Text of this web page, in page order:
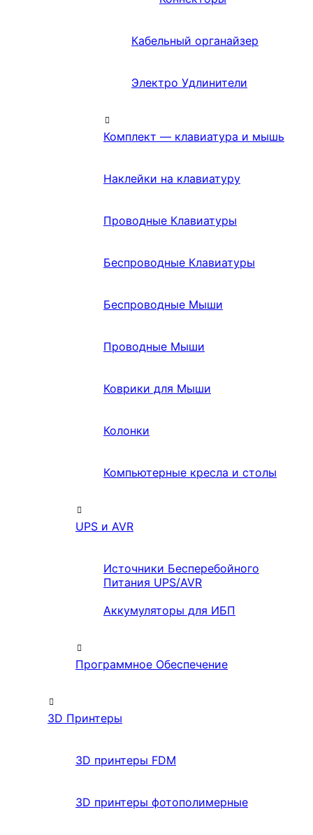
Кабельный органайзер
Электро Удлинители
Комплект — клавиатура и мышь
Наклейки на клавиатуру
Проводные Клавиатуры
Беспроводные Клавиатуры
Беспроводные Мыши
Проводные Мыши
Коврики для Мыши
Колонки
Компьютерные кресла и столы
UPS и AVR
Источники Бесперебойного
Питания UPS/AVR
Аккумуляторы для ИБП
Программное Обеспечение
3D Принтеры
3D принтеры FDM
3D принтеры фотополимерные